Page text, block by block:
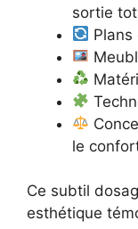
sortie
le
Ce subtil
esthétique